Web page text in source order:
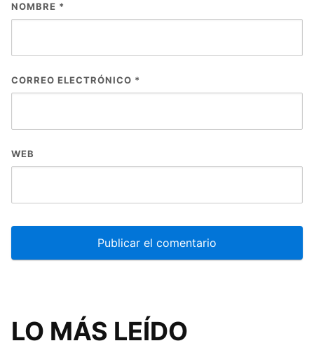
NOMBRE *
CORREO ELECTRÓNICO *
WEB
LO MÁS LEÍDO